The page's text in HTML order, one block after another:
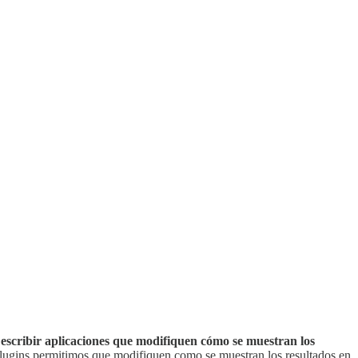
aplicaciones que modifiquen cómo se muestran los